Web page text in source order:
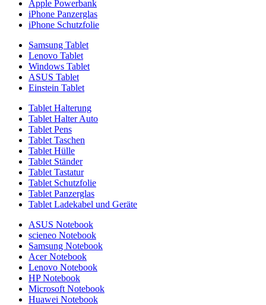
Apple Powerbank
iPhone Panzerglas
iPhone Schutzfolie
Samsung Tablet
Lenovo Tablet
Windows Tablet
ASUS Tablet
Einstein Tablet
Tablet Halterung
Tablet Halter Auto
Tablet Pens
Tablet Taschen
Tablet Hülle
Tablet Ständer
Tablet Tastatur
Tablet Schutzfolie
Tablet Panzerglas
Tablet Ladekabel und Geräte
ASUS Notebook
scieneo Notebook
Samsung Notebook
Acer Notebook
Lenovo Notebook
HP Notebook
Microsoft Notebook
Huawei Notebook